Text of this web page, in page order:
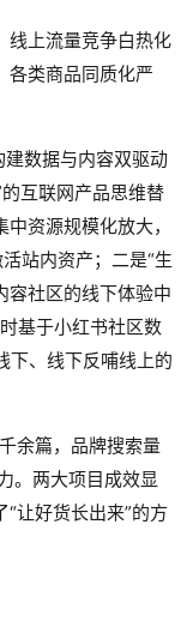
线上流量竞争白热化
各类商品同质化严
数据与内容双驱动
互联网产品思维替
资源规模化放大，
站内资产；二是“生
容社区的线下体验中
基于小红书社区数
下、线下反哺线上的
余篇，品牌搜索量
。两大项目成效显
让好货长出来”的方